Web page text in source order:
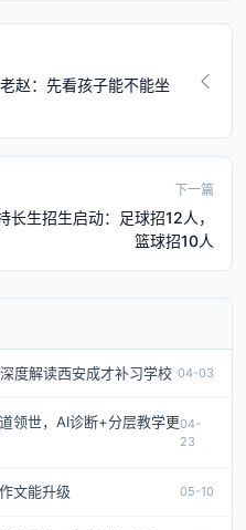
赵：先看孩子能不能坐
下一篇
生招生启动：足球招12人，
篮球招10人
度解读西安成才补习学校 04-03
领世，AI诊断+分层教学更04-
23
文能升级 05-10